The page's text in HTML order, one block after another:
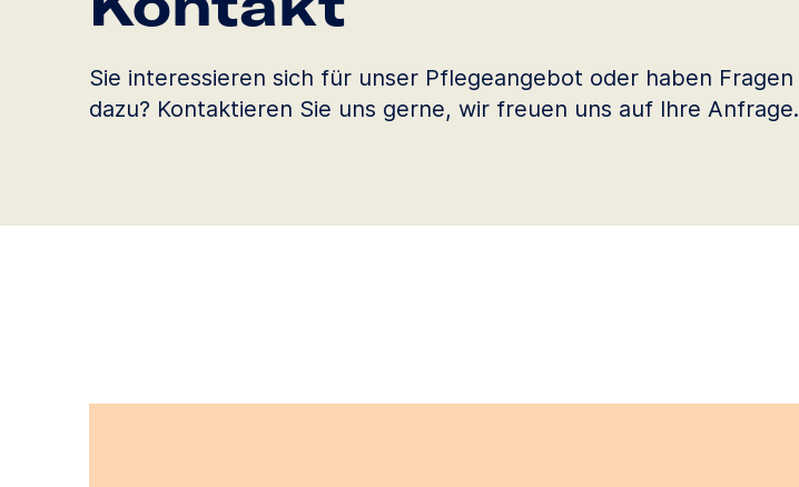
Sie interessieren sich für unser Pflegeangebot oder haben Fragen
dazu? Kontaktieren Sie uns gerne, wir freuen uns auf Ihre Anfrage.